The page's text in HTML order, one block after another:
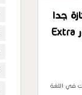
جدا
في اللغة الفرنسية للإنجاز بالصور Extra
في اللغة